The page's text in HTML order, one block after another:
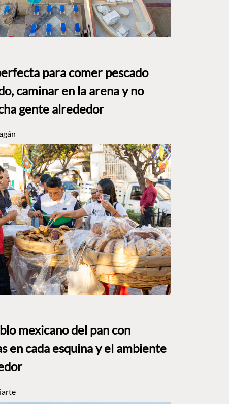
para comer pescado
caminar en la arena y no
gente alrededor
mexicano del pan con
en cada esquina y el ambiente